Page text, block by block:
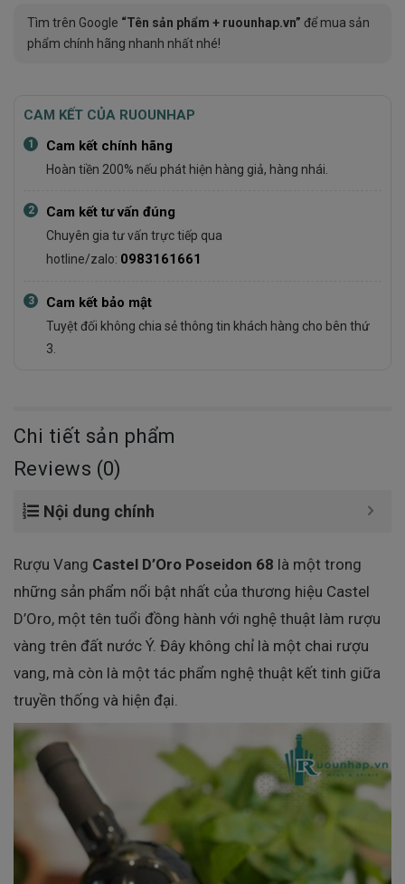
Tìm trên Google “Tên sản phẩm + ruounhap.vn” để mua sản
phẩm chính hãng nhanh nhất nhé!
CAM KẾT CỦA RUOUNHAP
1 Cam kết chính hãng
Hoàn tiền 200% nếu phát hiện hàng giả, hàng nhái.
2 Cam kết tư vấn đúng
Chuyên gia tư vấn trực tiếp qua
hotline/zalo: 0983161661
3 Cam kết bảo mật
Tuyệt đối không chia sẻ thông tin khách hàng cho bên thứ
3.
Chi tiết sản phẩm
Reviews (0)
Nội dung chính
Rượu Vang Castel D’Oro Poseidon 68 là một trong
những sản phẩm nổi bật nhất của thương hiệu Castel
D’Oro, một tên tuổi đồng hành với nghệ thuật làm rượu
vàng trên đất nước Ý. Đây không chỉ là một chai rượu
vang, mà còn là một tác phẩm nghệ thuật kết tinh giữa
truyền thống và hiện đại.